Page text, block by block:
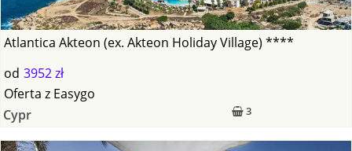
Atlantica Akteon (ex. Akteon Holiday Village) ****
od 3952 zł
3
Oferta z Easygo
Cypr